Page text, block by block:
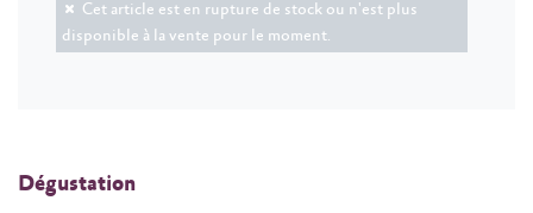
Cet article est en rupture de stock ou n'est plus
disponible à la vente pour le moment.
Dégustation